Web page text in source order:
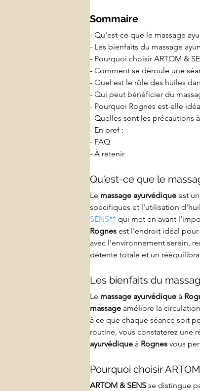
Sommaire
- Qu'est-ce que le massage
- Les bienfaits du massage
- Pourquoi choisir ARTOM &
- Comment se déroule une
- Quel est le rôle des huiles
- Qui peut bénéficier du
- Pourquoi Rognes est-elle
- Quelles sont les précautions
- En bref :
- FAQ
- À retenir
Qu'est-ce que le
Le massage ayurvédique est
spécifiques et l'utilisation
SENS** qui met en avant
Rognes est l'endroit idéal pour
avec l'environnement serein,
détente totale et un
Les bienfaits du
Le massage ayurvédique à
massage améliore la
à ce que chaque séance soit
routine, vous constaterez une
ayurvédique à Rognes vous
Pourquoi choisir
ARTOM & SENS se distingue